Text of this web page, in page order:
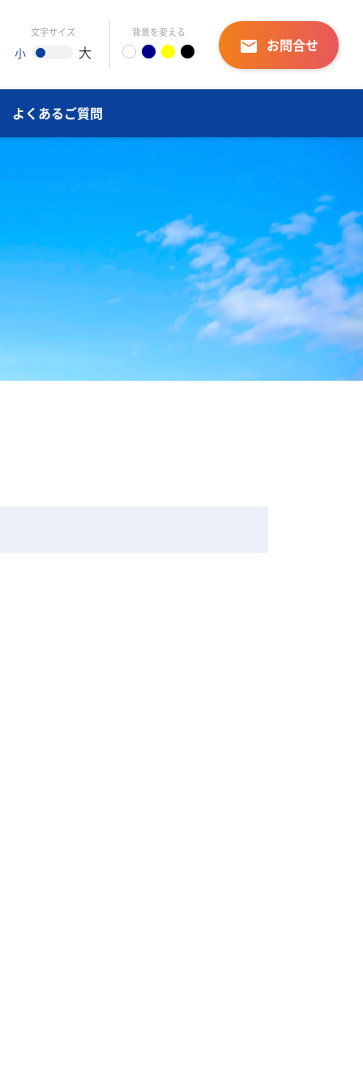
文字サイズ
小 大
背景を変える
email お問合せ
よくあるご質問